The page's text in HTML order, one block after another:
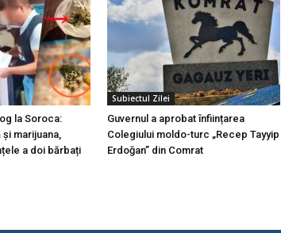
la Soroca:
marijuana,
a doi bărbați
Subiectul Zilei
Guvernul a aprobat înființarea
Colegiului moldo-turc „Recep Tayyip
Erdoğan” din Comrat